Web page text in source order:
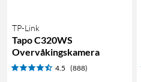
TP-Link
Tapo C320WS
Overvåkingskamera
4.5 (888)